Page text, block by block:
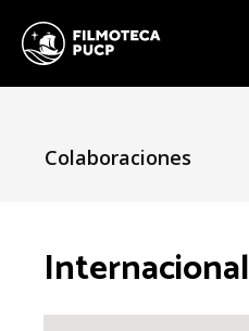
Colaboraciones
Internacional